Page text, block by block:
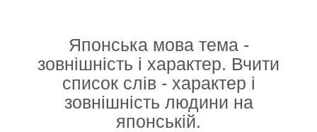
Японська мова тема -
зовнішність і характер. Вчити
список слів - характер і
зовнішність людини на
японській.